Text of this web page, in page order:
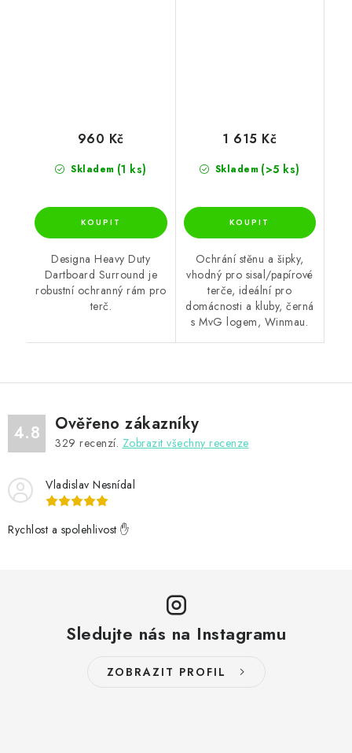
Skladem (1 ks)
960 Kč
Designa Heavy Duty
Dartboard Surround je
robustní ochranný rám pro
terč.
Skladem (>5 ks)
1 615 Kč
Ochrání stěnu a šipky,
vhodný pro sisal/papírové
terče, ideální pro
domácnosti a kluby, černá
s MvG logem, Winmau.
4.8 Ověřeno zákazníky
329 recenzí. Zobrazit všechny recenze
Vladislav Nesnídal
Rychlost a spolehlivost ✋
Sledujte nás na Instagramu
ZOBRAZIT PROFIL